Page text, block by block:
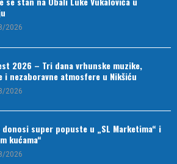
2026
2026 – Tri dana vrhunske muzike,
i nezaboravne atmosfere u Nikšiću
2026
super popuste u „SL Marketima“ i
kućama“
2026